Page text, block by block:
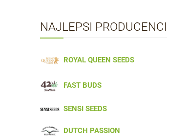
NAJLEPSI PRODUCENCI
ROYAL QUEEN SEEDS
FAST BUDS
SENSI SEEDS
DUTCH PASSION